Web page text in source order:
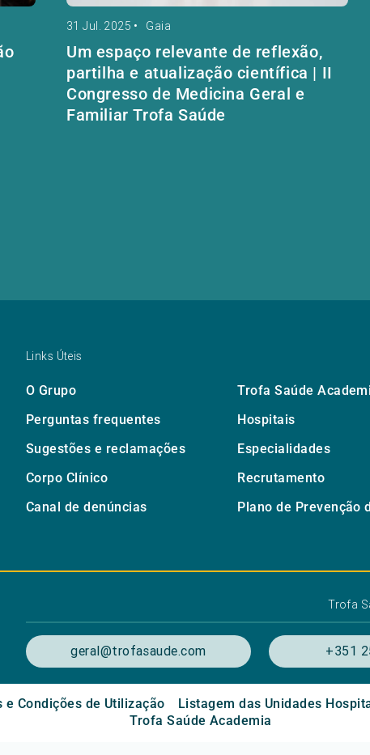
31 Jul. 2025 • Gaia
Um espaço relevante de reflexão,
partilha e atualização científica | II
Congresso de Medicina Geral e
Familiar Trofa Saúde
Links Úteis
O Grupo Trofa Saúde
Perguntas frequentes
Hospitais
Sugestões e reclamações
Especialidades
Corpo Clínico
Recrutamento
Canal de denúncias
Plano de Prevenção
Trofa
geral@trofasaude.com +351
e Condições de Utilização Listagem das Unidades
Trofa Saúde Academia